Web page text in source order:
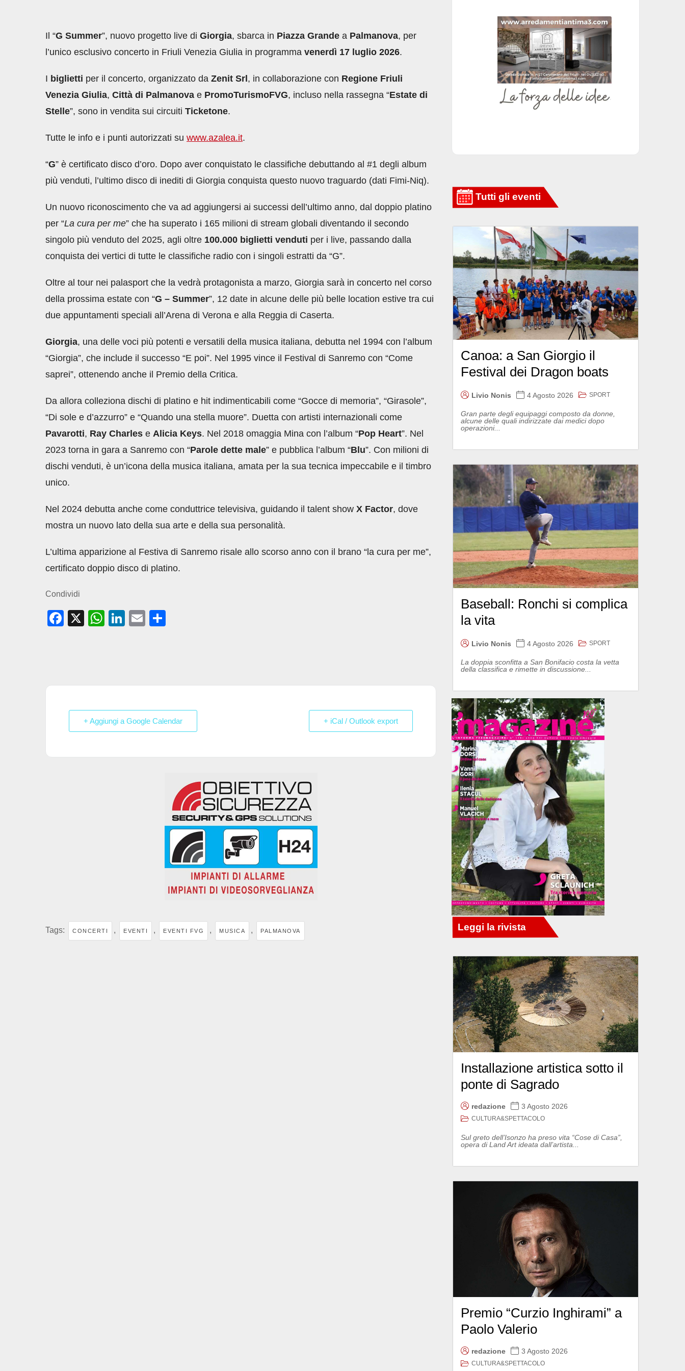
Il “G Summer”, nuovo progetto live di Giorgia, sbarca in Piazza Grande a Palmanova, per
l’unico esclusivo concerto in Friuli Venezia Giulia in programma venerdì 17 luglio 2026.
I biglietti per il concerto, organizzato da Zenit Srl , in collaborazione con Regione Friuli
Venezia Giulia, Città di Palmanova e PromoTurismoFVG, incluso nella rassegna “Estate di
Stelle”, sono in vendita sui circuiti Ticketone.
Tutte le info e i punti autorizzati su www.azalea.it.
“G” è certificato disco d’oro. Dopo aver conquistato le classifiche debuttando al #1 degli album
più venduti, l’ultimo disco di inediti di Giorgia conquista questo nuovo traguardo (dati Fimi-Niq).
Un nuovo riconoscimento che va ad aggiungersi ai successi dell’ultimo anno, dal doppio platino
per “La cura per me” che ha superato i 165 milioni di stream globali diventando il secondo
singolo più venduto del 2025, agli oltre 100.000 biglietti venduti per i live, passando dalla
conquista dei vertici di tutte le classifiche radio con i singoli estratti da “G”.
Oltre al tour nei palasport che la vedrà protagonista a marzo, Giorgia sarà in concerto nel corso
della prossima estate con “G – Summer”, 12 date in alcune delle più belle location estive tra cui
due appuntamenti speciali all’Arena di Verona e alla Reggia di Caserta.
Giorgia, una delle voci più potenti e versatili della musica italiana, debutta nel 1994 con l’album
“Giorgia”, che include il successo “E poi”. Nel 1995 vince il Festival di Sanremo con “Come
saprei”, ottenendo anche il Premio della Critica.
Da allora colleziona dischi di platino e hit indimenticabili come “Gocce di memoria”, “Girasole”,
“Di sole e d’azzurro” e “Quando una stella muore”. Duetta con artisti internazionali come
Pavarotti, Ray Charles e Alicia Keys. Nel 2018 omaggia Mina con l’album “Pop Heart”. Nel
2023 torna in gara a Sanremo con “Parole dette male” e pubblica l’album “Blu”. Con milioni di
dischi venduti, è un’icona della musica italiana, amata per la sua tecnica impeccabile e il timbro
unico.
Nel 2024 debutta anche come conduttrice televisiva, guidando il talent show X Factor, dove
mostra un nuovo lato della sua arte e della sua personalità.
L’ultima apparizione al Festiva di Sanremo risale allo scorso anno con il brano “la cura per me”,
certificato doppio disco di platino.
Condividi
F
b
o
k
X
W
A
p
Li
dI
E
vi
+ Aggiungi a Google Calendar + iCal / Outlook export
Tags: CONCERTI , EVENTI , EVENTI FVG , MUSICA , PALMANOVA
Canoa: a San Giorgio il
Festival dei Dragon boats
Livio Nonis 4 Agosto 2026 SPORT
Gran parte degli equipaggi composto da donne,
alcune delle quali indirizzate dai medici dopo
operazioni...
Baseball: Ronchi si complica
la vita
Livio Nonis 4 Agosto 2026 SPORT
La doppia sconfitta a San Bonifacio costa la vetta
della classifica e rimette in discussione...
Installazione artistica sotto il
ponte di Sagrado
redazione 3 Agosto 2026
CULTURA&SPETTACOLO
Sul greto dell’Isonzo ha preso vita “Cose di Casa”,
opera di Land Art ideata dall’artista...
Premio “Curzio Inghirami” a
Paolo Valerio
redazione 3 Agosto 2026
CULTURA&SPETTACOLO